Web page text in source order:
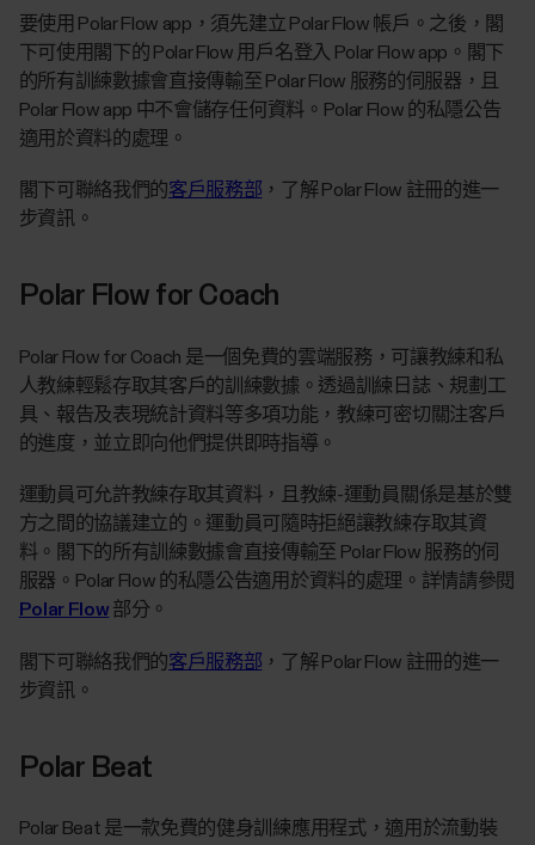
要使用 Polar Flow app，須先建立 Polar Flow 帳戶。之後，閣
下可使用閣下的 Polar Flow 用戶名登入 Polar Flow app。閣下
的所有訓練數據會直接傳輸至 Polar Flow 服務的伺服器，且
Polar Flow app 中不會儲存任何資料。Polar Flow 的私隱公告
適用於資料的處理。
閣下可聯絡我們的客戶服務部 ，了解 Polar Flow 註冊的進一
步資訊。
Polar Flow for Coach
Polar Flow for Coach 是一個免費的雲端服務，可讓教練和私
人教練輕鬆存取其客戶的訓練數據。透過訓練日誌、規劃工
具、報告及表現統計資料等多項功能，教練可密切關注客戶
的進度，並立即向他們提供即時指導。
運動員可允許教練存取其資料，且教練-運動員關係是基於雙
方之間的協議建立的。運動員可隨時拒絕讓教練存取其資
料。閣下的所有訓練數據會直接傳輸至 Polar Flow 服務的伺
服器。Polar Flow 的私隱公告適用於資料的處理。詳情請參閱
Polar Flow 部分。
閣下可聯絡我們的客戶服務部 ，了解 Polar Flow 註冊的進一
步資訊。
Polar Beat
Polar Beat 是一款免費的健身訓練應用程式，適用於流動裝